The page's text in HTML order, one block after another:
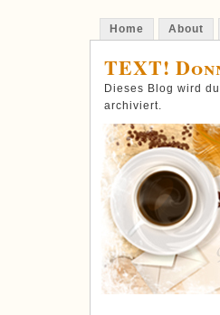
Home About
TEXT!
Dieses Blog wird
archiviert.